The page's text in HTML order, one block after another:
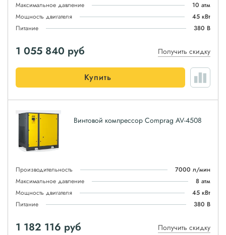
Максимальное давление
10 атм
Мощность двигателя
45 кВт
Питание
380 В
1 055 840 руб Получить скидку
Купить
Винтовой компрессор Comprag AV-4508
Производительность
7000 л/мин
Максимальное давление
8 атм
Мощность двигателя
45 кВт
Питание
380 В
1 182 116 руб Получить скидку